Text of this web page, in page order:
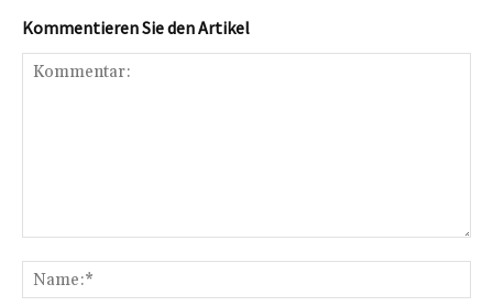
Kommentieren Sie den Artikel